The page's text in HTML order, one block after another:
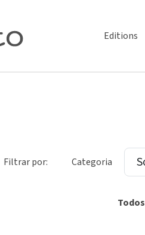
Editions
Filtrar por: Categoria
Todos